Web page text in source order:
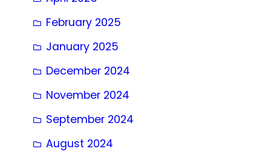
February 2025
January 2025
December 2024
November 2024
September 2024
August 2024